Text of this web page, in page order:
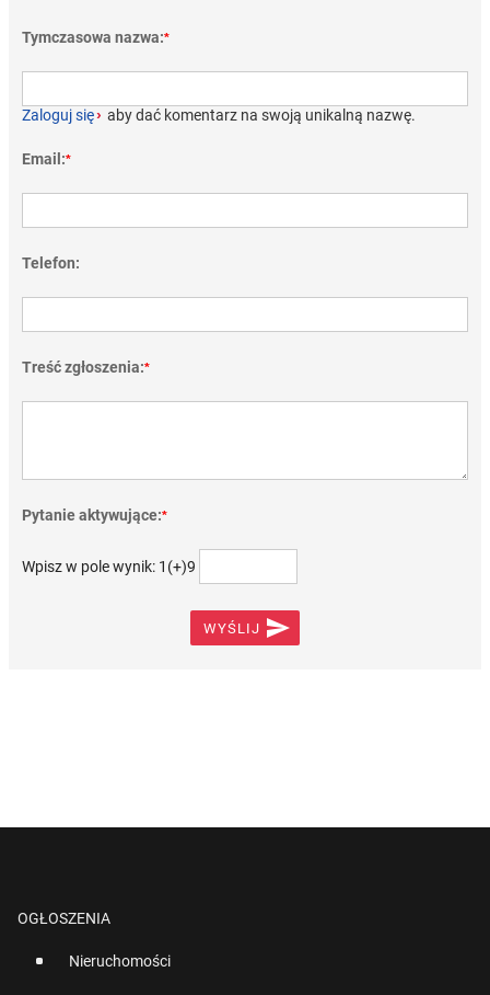
Tymczasowa nazwa:*
Zaloguj się› aby dać komentarz na swoją unikalną nazwę.
Email:*
Telefon:
Treść zgłoszenia:*
Pytanie aktywujące:*
Wpisz w pole wynik: 1(+)9
WYŚLIJ 
OGŁOSZENIA
Nieruchomości